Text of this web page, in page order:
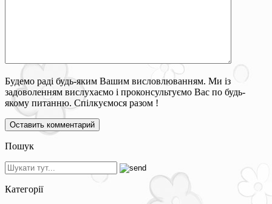
Будемо раді будь-яким Вашим висловлюванням. Ми із
задоволенням вислухаємо і проконсультуємо Вас по будь-
якому питанню. Спілкуємося разом !
Пошук
Категорії